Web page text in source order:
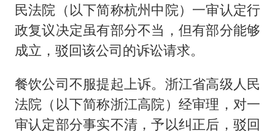
民法院（以下简称杭州中院）一审认定行
政复议决定虽有部分不当，但有部分能够
成立，驳回该公司的诉讼请求。
餐饮公司不服提起上诉。浙江省高级人民
法院（以下简称浙江高院）经审理，对一
审认定部分事实不清，予以纠正后，驳回